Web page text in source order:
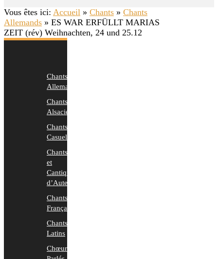
Vous êtes ici: Accueil » Chants » Chants
Allemands » ES WAR ERFÜLLT MARIAS
ZEIT (rév) Weihnachten, 24 und 25.12
Chants
Allemands
Chants
Alsaciens
Chants
Casuels
Chants
et
Cantiques
d’Auteurs
Chants
Français
Chants
Latins
Chœurs